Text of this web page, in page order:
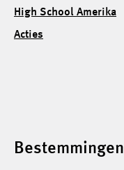
High School Amerika
Acties
Bestemmingen